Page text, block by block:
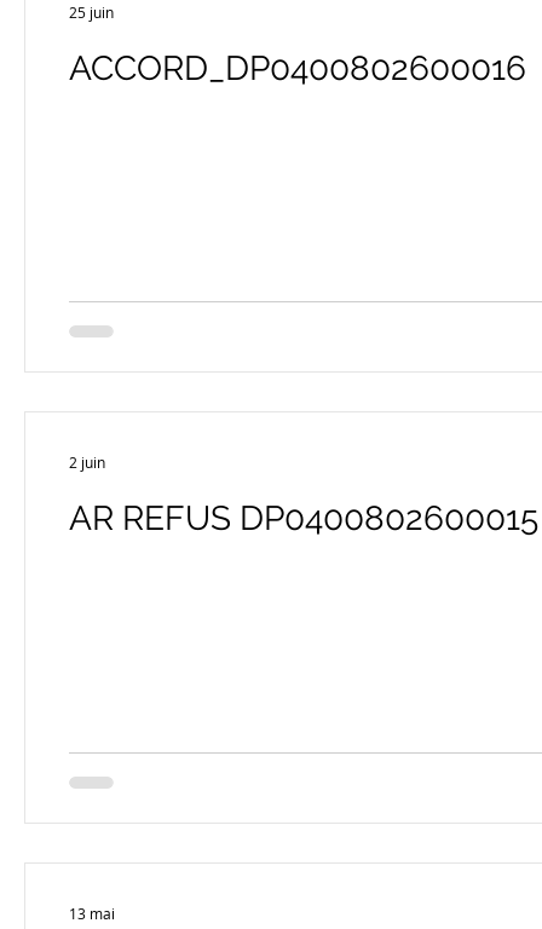
ACCORD_DP0400802600016
25 juin
AR REFUS DP0400802600015
2 juin
13 mai